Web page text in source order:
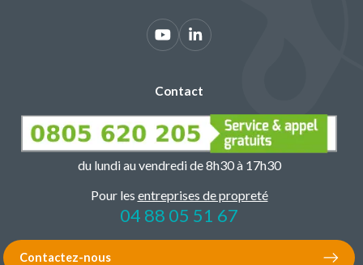
Contact
du lundi au vendredi de 8h30 à 17h30
Pour les entreprises de propreté
04 88 05 51 67
Contactez-nous